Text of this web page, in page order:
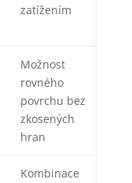
zatížením
Možnost
rovného
povrchu bez
zkosených
hran
Kombinace